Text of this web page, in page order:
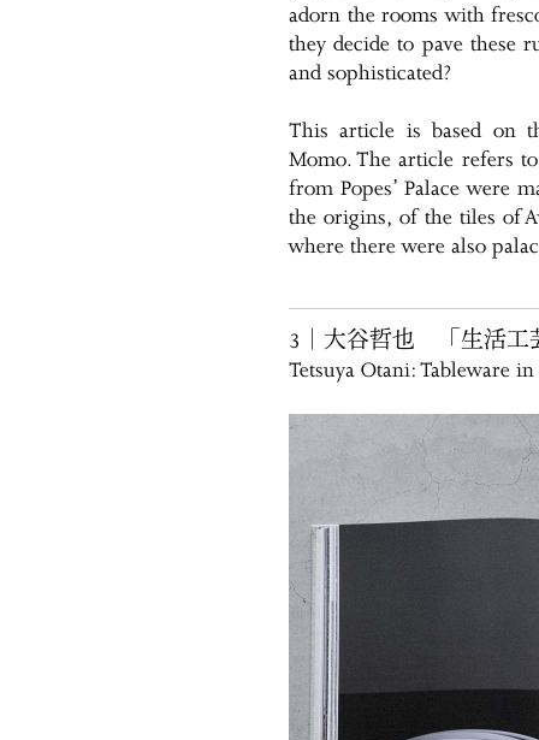
adorn the rooms with
they decide to pave these
and sophisticated?
This article is based on
Momo. The article refers
from Popes’ Palace were
the origins, of the tiles of
where there were also
3｜大谷哲也 「生活工
Tetsuya Otani: Tableware